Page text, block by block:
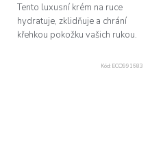
Tento luxusní krém na ruce
hydratuje, zklidňuje a chrání
křehkou pokožku vašich rukou.
Kód: ECO991683